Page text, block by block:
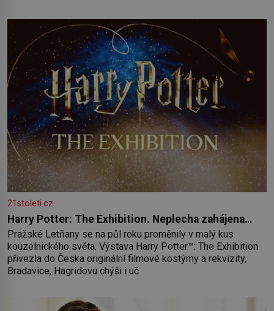
paměť rozhodla stávkovat. Cvičte
21stoleti.cz
Harry Potter: The Exhibition. Neplecha zahájena…
Pražské Letňany se na půl roku proměnily v malý kus
kouzelnického světa. Výstava Harry Potter™: The Exhibition
přivezla do Česka originální filmové kostýmy a rekvizity,
Bradavice, Hagridovu chýši i uč